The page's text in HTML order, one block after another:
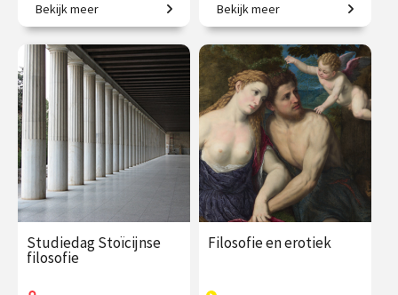
Van Cicero tot De Beauvoir:
denken over ouderdom.
€ 35.00
vanaf 9
sep.
Op locatie
Bekijk meer
Van Verlichting tot de 20e
eeuw.
€ 195.00
vanaf 21
sep.
Op locatie of online
Bekijk meer
Studiedag Stoïcijnse
filosofie
Filosofie en erotiek